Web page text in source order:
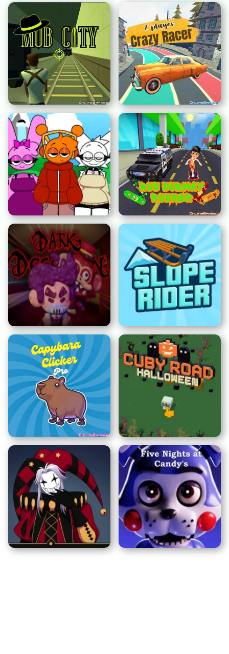
Città della Mafia 2 Giocatori Crazy Racer
Sprunki Fase 777 Bus Subway Runner
Super Dark Deception Slope Rider
Capybara Clicker Pro Cuby Road Halloween